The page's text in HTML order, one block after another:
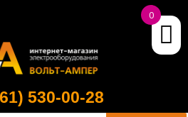
530-00-28
0